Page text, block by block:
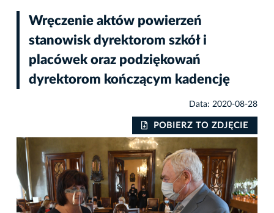
Wręczenie aktów powierzeń
stanowisk dyrektorom szkół i
placówek oraz podziękowań
dyrektorom kończącym kadencję
Data: 2020-08-28
POBIERZ TO ZDJĘCIE